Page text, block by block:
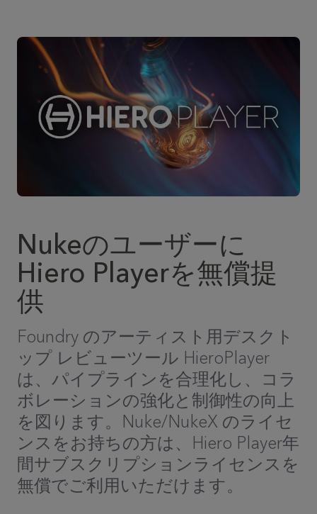
Nukeのユーザーに
Hiero Playerを無償提
供
Foundry のアーティスト用デスクト
ップ レビューツール HieroPlayer
は、パイプラインを合理化し、コラ
ボレーションの強化と制御性の向上
を図ります。Nuke/NukeX のライセ
ンスをお持ちの方は、Hiero Player年
間サブスクリプションライセンスを
無償でご利用いただけます。